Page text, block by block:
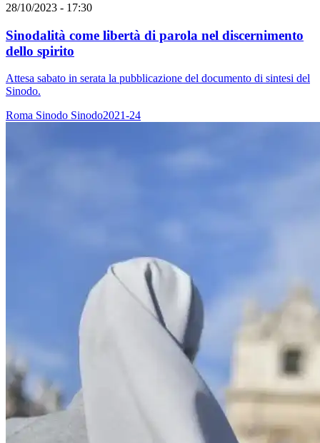
28/10/2023 - 17:30
Sinodalità come libertà di parola nel discernimento
dello spirito
Attesa sabato in serata la pubblicazione del documento di sintesi del
Sinodo.
Roma Sinodo Sinodo2021-24